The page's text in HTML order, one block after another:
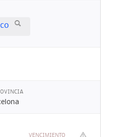
VENCIMIENTO